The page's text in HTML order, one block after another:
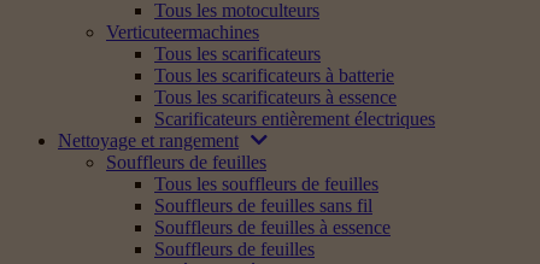
Tous les motoculteurs
Verticuteermachines
Tous les scarificateurs
Tous les scarificateurs à batterie
Tous les scarificateurs à essence
Scarificateurs entièrement électriques
Nettoyage et rangement
Souffleurs de feuilles
Tous les souffleurs de feuilles
Souffleurs de feuilles sans fil
Souffleurs de feuilles à essence
Souffleurs de feuilles